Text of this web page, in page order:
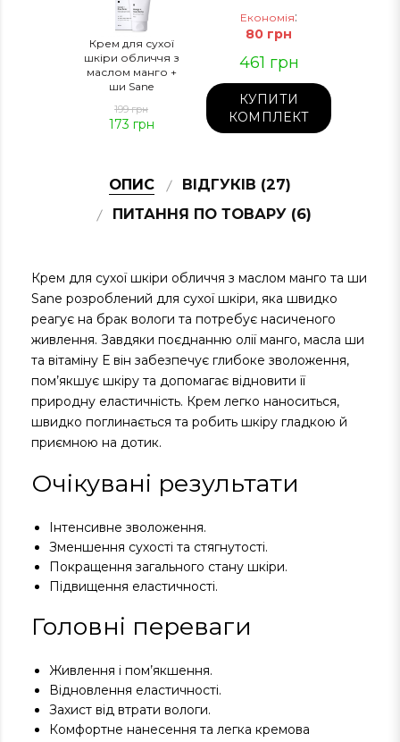
Крем для сухої
шкіри обличчя з
маслом манго +
ши Sane
199 грн
173 грн
Економія:
80 грн
461 грн
КУПИТИ
КОМПЛЕКТ
ОПИС
ВІДГУКІВ (27)
ПИТАННЯ ПО ТОВАРУ (6)
Крем для сухої шкіри обличчя з маслом манго та ши
Sane розроблений для сухої шкіри, яка швидко
реагує на брак вологи та потребує насиченого
живлення. Завдяки поєднанню олії манго, масла ши
та вітаміну Е він забезпечує глибоке зволоження,
пом’якшує шкіру та допомагає відновити її
природну еластичність. Крем легко наноситься,
швидко поглинається та робить шкіру гладкою й
приємною на дотик.
Очікувані результати
Інтенсивне зволоження.
Зменшення сухості та стягнутості.
Покращення загального стану шкіри.
Підвищення еластичності.
Головні переваги
Живлення і пом’якшення.
Відновлення еластичності.
Захист від втрати вологи.
Комфортне нанесення та легка кремова